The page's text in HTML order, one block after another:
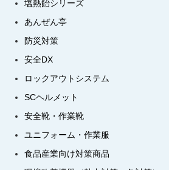
塩熱飴シリーズ
あんぜん亭
防災対策
安全DX
ロックアウトシステム
SCヘルメット
安全靴・作業靴
ユニフォーム・作業服
食品産業向け対策商品